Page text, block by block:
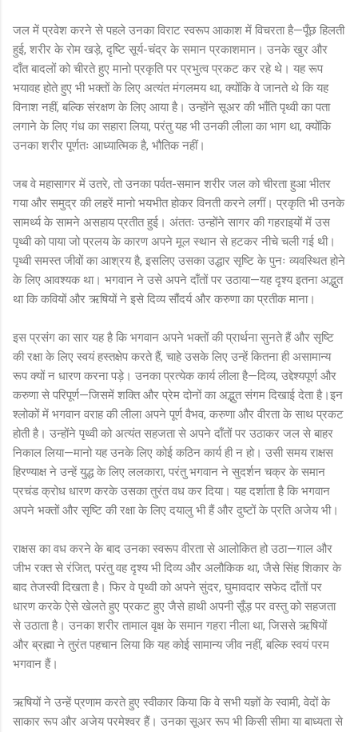
जल में प्रवेश करने से पहले उनका विराट स्वरूप आकाश में विचरता है—पूँछ हिलती
हुई, शरीर के रोम खड़े, दृष्टि सूर्य-चंद्र के समान प्रकाशमान। उनके खुर और
दाँत बादलों को चीरते हुए मानो प्रकृति पर प्रभुत्व प्रकट कर रहे थे। यह रूप
भयावह होते हुए भी भक्तों के लिए अत्यंत मंगलमय था, क्योंकि वे जानते थे कि यह
विनाश नहीं, बल्कि संरक्षण के लिए आया है। उन्होंने सूअर की भाँति पृथ्वी का पता
लगाने के लिए गंध का सहारा लिया, परंतु यह भी उनकी लीला का भाग था, क्योंकि
उनका शरीर पूर्णतः आध्यात्मिक है, भौतिक नहीं।
जब वे महासागर में उतरे, तो उनका पर्वत-समान शरीर जल को चीरता हुआ भीतर
गया और समुद्र की लहरें मानो भयभीत होकर विनती करने लगीं। प्रकृति भी उनके
सामर्थ्य के सामने असहाय प्रतीत हुई। अंततः उन्होंने सागर की गहराइयों में उस
पृथ्वी को पाया जो प्रलय के कारण अपने मूल स्थान से हटकर नीचे चली गई थी।
पृथ्वी समस्त जीवों का आश्रय है, इसलिए उसका उद्धार सृष्टि के पुनः व्यवस्थित होने
के लिए आवश्यक था। भगवान ने उसे अपने दाँतों पर उठाया—यह दृश्य इतना अद्भुत
था कि कवियों और ऋषियों ने इसे दिव्य सौंदर्य और करुणा का प्रतीक माना।
इस प्रसंग का सार यह है कि भगवान अपने भक्तों की प्रार्थना सुनते हैं और सृष्टि
की रक्षा के लिए स्वयं हस्तक्षेप करते हैं, चाहे उसके लिए उन्हें कितना ही असामान्य
रूप क्यों न धारण करना पड़े। उनका प्रत्येक कार्य लीला है—दिव्य, उद्देश्यपूर्ण और
करुणा से परिपूर्ण—जिसमें शक्ति और प्रेम दोनों का अद्भुत संगम दिखाई देता है।इन
श्लोकों में भगवान वराह की लीला अपने पूर्ण वैभव, करुणा और वीरता के साथ प्रकट
होती है। उन्होंने पृथ्वी को अत्यंत सहजता से अपने दाँतों पर उठाकर जल से बाहर
निकाल लिया—मानो यह उनके लिए कोई कठिन कार्य ही न हो। उसी समय राक्षस
हिरण्याक्ष ने उन्हें युद्ध के लिए ललकारा, परंतु भगवान ने सुदर्शन चक्र के समान
प्रचंड क्रोध धारण करके उसका तुरंत वध कर दिया। यह दर्शाता है कि भगवान
अपने भक्तों और सृष्टि की रक्षा के लिए दयालु भी हैं और दुष्टों के प्रति अजेय भी।
राक्षस का वध करने के बाद उनका स्वरूप वीरता से आलोकित हो उठा—गाल और
जीभ रक्त से रंजित, परंतु वह दृश्य भी दिव्य और अलौकिक था, जैसे सिंह शिकार के
बाद तेजस्वी दिखता है। फिर वे पृथ्वी को अपने सुंदर, घुमावदार सफेद दाँतों पर
धारण करके ऐसे खेलते हुए प्रकट हुए जैसे हाथी अपनी सूँड़ पर वस्तु को सहजता
से उठाता है। उनका शरीर तामाल वृक्ष के समान गहरा नीला था, जिससे ऋषियों
और ब्रह्मा ने तुरंत पहचान लिया कि यह कोई सामान्य जीव नहीं, बल्कि स्वयं परम
भगवान हैं।
ऋषियों ने उन्हें प्रणाम करते हुए स्वीकार किया कि वे सभी यज्ञों के स्वामी, वेदों के
साकार रूप और अजेय परमेश्वर हैं। उनका सूअर रूप भी किसी सीमा या बाध्यता से